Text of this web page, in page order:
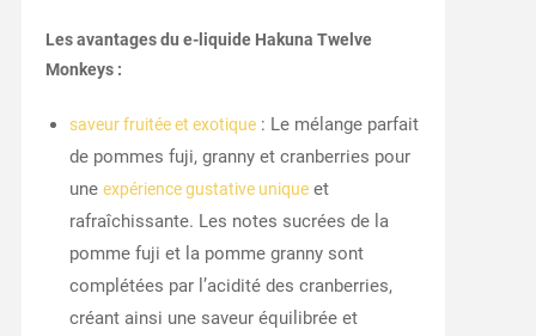
Les avantages du e-liquide Hakuna Twelve
Monkeys :
saveur fruitée et exotique: Le mélange parfait
de pommes fuji, granny et cranberries pour
une expérience gustative uniqueet
rafraîchissante. Les notes sucrées de la
pomme fuji et la pomme granny sont
complétées par l’acidité des cranberries,
créant ainsi une saveur équilibrée et